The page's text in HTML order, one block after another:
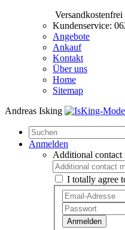
Kundenservice:
Angebote
Ankauf
Kontakt
Über uns
Home
Sitemap
Andreas Isking
Anmelden
Additional
I totally agree
Anmelden